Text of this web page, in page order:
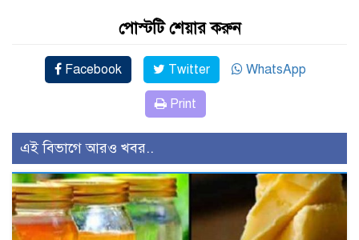
পোস্টটি শেয়ার করুন
Facebook Twitter WhatsApp
Print
এই বিভাগে আরও খবর..